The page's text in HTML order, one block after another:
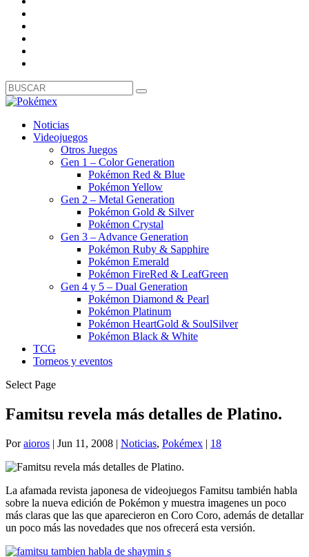
Noticias
Videojuegos
Otros Juegos
Gen 1 – Color Generation
Pokémon Red & Blue
Pokémon Yellow
Gen 2 – Metal Generation
Pokémon Gold & Silver
Pokémon Crystal
Gen 3 – Advance Generation
Pokémon Ruby & Sapphire
Pokémon Emerald
Pokémon FireRed & LeafGreen
Gen 4 y 5 – Dual Generation
Pokémon Diamond & Pearl
Pokémon Platinum
Pokémon HeartGold & SoulSilver
Pokémon Black & White
TCG
Torneos y eventos
Select Page
Famitsu revela más detalles de Platino.
Poraioros | Jun 11, 2008 | Noticias, Pokémex | 18
La afamada revista japonesa de videojuegos Famitsu también habla
sobre la nueva edición de Pokémon y muestra imagenes un poco
más claras que las que aparecieron en Coro Coro, además de detallar
un poco más las novedades que nos ofrecerá esta versión.